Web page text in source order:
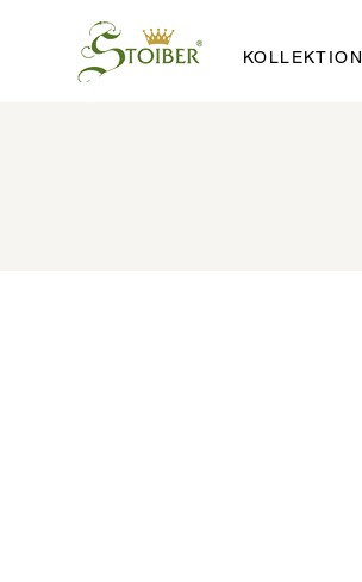
KOLLEKTION